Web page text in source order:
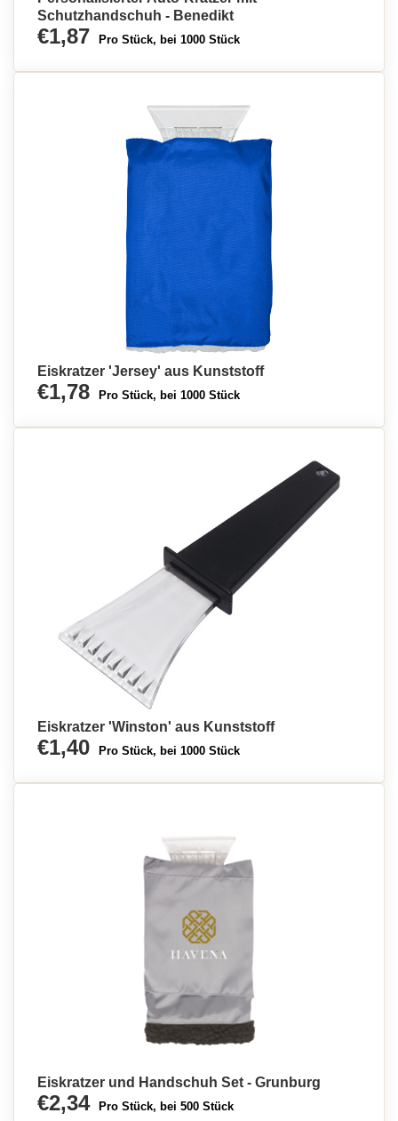
Schutzhandschuh - Benedikt
€1,87 Pro Stück, bei 1000 Stück
Eiskratzer 'Jersey' aus Kunststoff
€1,78 Pro Stück, bei 1000 Stück
Eiskratzer 'Winston' aus Kunststoff
€1,40 Pro Stück, bei 1000 Stück
Eiskratzer und Handschuh Set - Grunburg
€2,34 Pro Stück, bei 500 Stück